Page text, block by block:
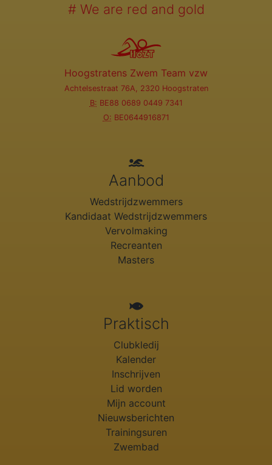
# We are red and gold
Hoogstratens Zwem Team vzw
Achtelsestraat 76A, 2320 Hoogstraten
B: BE88 0689 0449 7341
O: BE0644916871
Aanbod
Wedstrijdzwemmers
Kandidaat Wedstrijdzwemmers
Vervolmaking
Recreanten
Masters
Praktisch
Clubkledij
Kalender
Inschrijven
Lid worden
Mijn account
Nieuwsberichten
Trainingsuren
Zwembad